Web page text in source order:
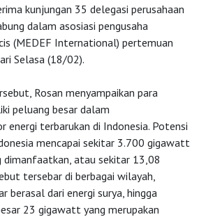
kunjungan 35 delegasi perusahaan
dalam asosiasi pengusaha
(MEDEF International) pertemuan
Selasa (18/02).
Rosan menyampaikan para
peluang besar dalam
energi terbarukan di Indonesia. Potensi
mencapai sekitar 3.700 gigawatt
dimanfaatkan, atau sekitar 13,08
tersebar di berbagai wilayah,
berasal dari energi surya, hingga
23 gigawatt yang merupakan